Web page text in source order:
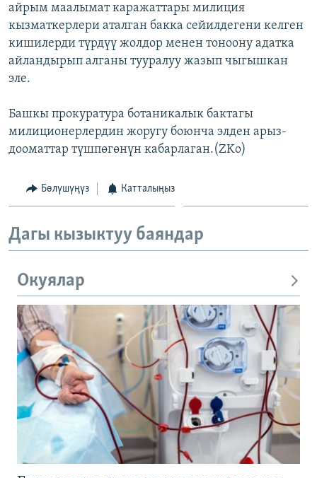
ЫҢГАЙСЫЗ СУРООЛОР
ЭЕ/АРнун бардык сайттары
айрым маалымат каражаттары милиция
кызматкерлери аталган бакка сейилдегени келген
кишилерди түрдүү жолдор менен тоноону адатка
айландырып алганы тууралуу жазып чыгышкан
эле.
Башкы прокуратура ботаникалык бактагы
милиционерлердин жоругу боюнча элден арыз-
дооматтар түшпөгөнүн кабарлаган.(ZKo)
Бөлүшүңүз Катталыңыз
Дагы кызыктуу баяндар
Окуялар